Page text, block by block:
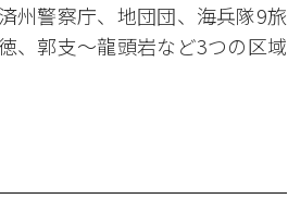
州警察庁、地団団、海兵隊9旅
、郭支～龍頭岩など3つの区域